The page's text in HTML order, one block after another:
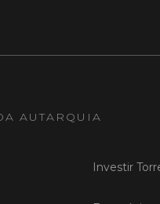
AUTARQUIA
Investir